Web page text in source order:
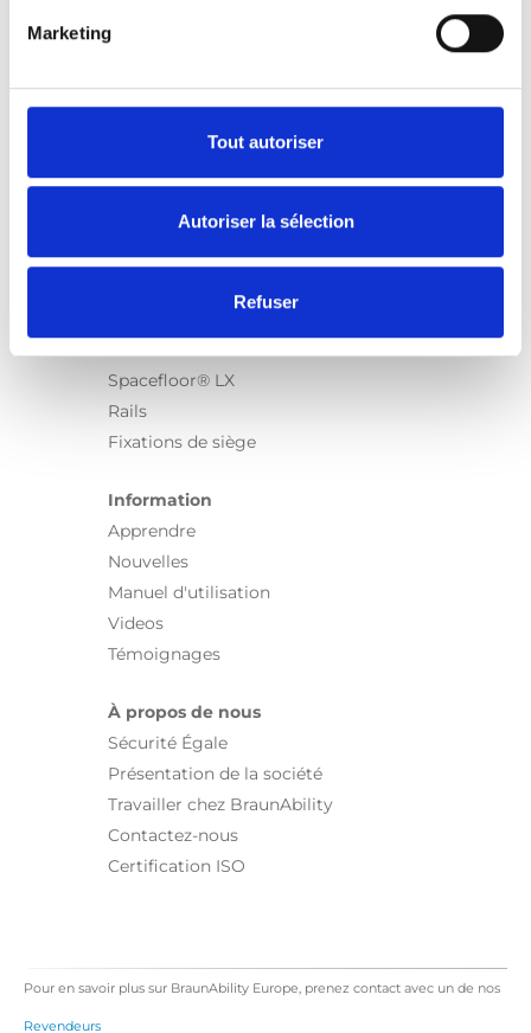
Marketing
Tout autoriser
Autoriser la sélection
Refuser
Carony
Carospeed Classic
Plateformes pour fauteuils roulant
Spacefloor® LX
Rails
Fixations de siège
Information
Apprendre
Nouvelles
Manuel d'utilisation
Videos
Témoignages
À propos de nous
Sécurité Égale
Présentation de la société
Travailler chez BraunAbility
Contactez-nous
Certification ISO
Pour en savoir plus sur BraunAbility Europe, prenez contact avec un de nos
Revendeurs